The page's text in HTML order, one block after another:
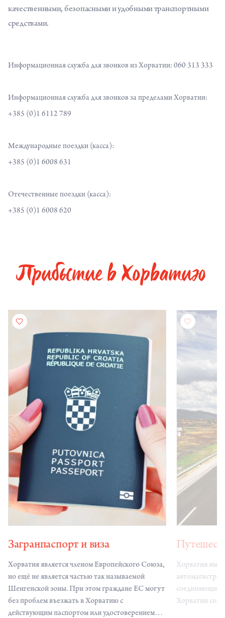
качественными, безопасными и удобными транспортными
средствами.
Информационная служба для звонков из Хорватии: 060 313 333
Информационная служба для звонков за пределами Хорватии:
+385 (0)1 6112 789
Международные поездки (касса):
+385 (0)1 6008 631
Отечественные поездки (касса):
+385 (0)1 6008 620
Прибытие в Хорватию
Загранпаспорт и виза
Хорватия является членом Европейского Союза,
но ещё не является частью так называемой
Шенгенской зоны. При этом граждане ЕС могут
без проблем въезжать в Хорватию с
действующим паспортом или удостоверением
Хорватия
соединяющих
Хорватии со